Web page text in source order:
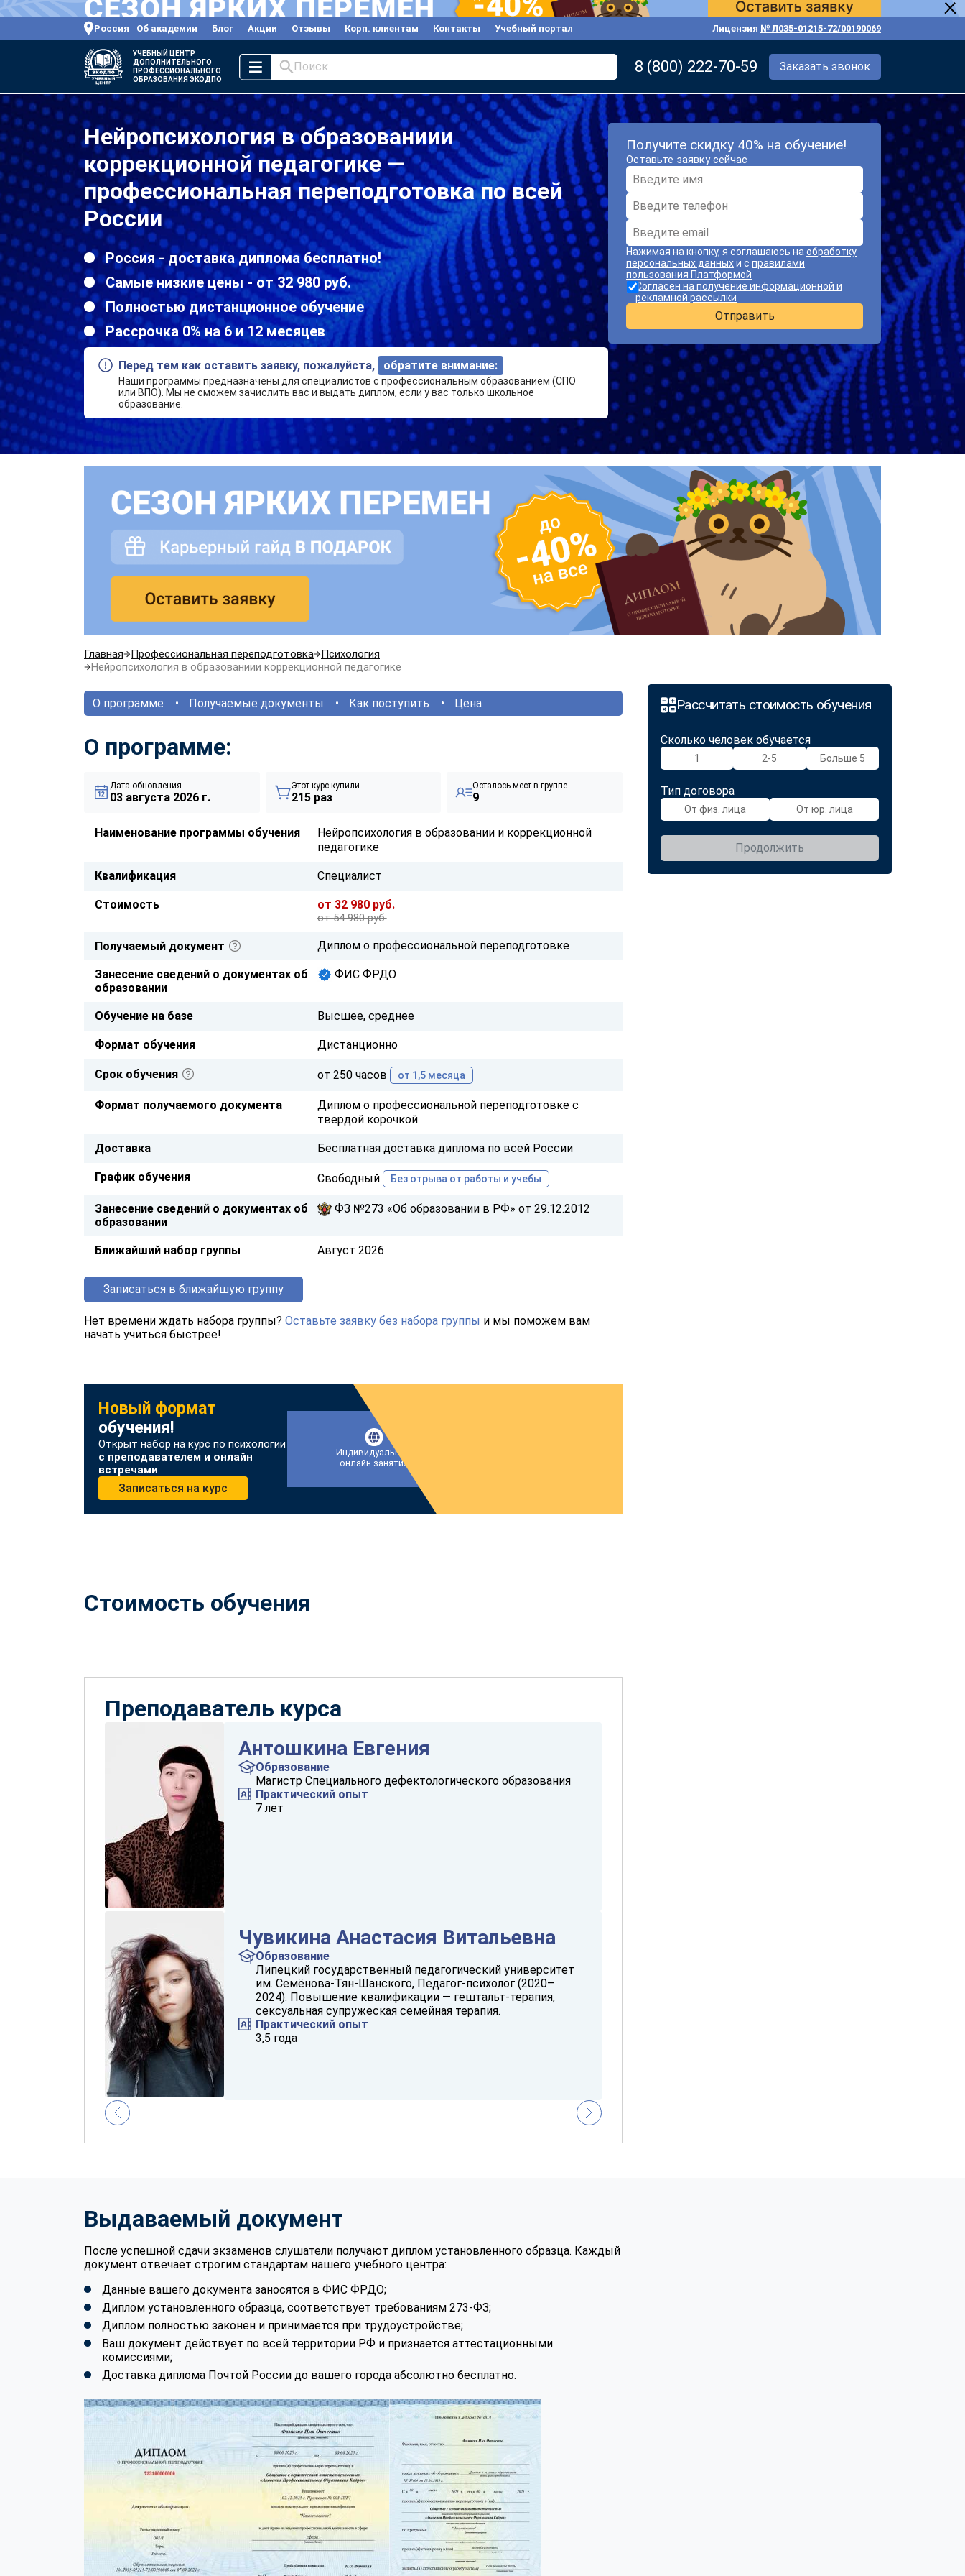
Россия Об академии Блог Акции Отзывы Корп. клиентам Контакты Учебный портал Лицензия № Л035-01215-72/00190069
УЧЕБНЫЙ ЦЕНТР
ДОПОЛНИТЕЛЬНОГО
ПРОФЕССИОНАЛЬНОГО
ОБРАЗОВАНИЯ ЭКОДПО
Поиск 8 (800) 222-70-59 Заказать звонок
Нейропсихология в образованиии
коррекционной педагогике —
профессиональная переподготовка по всей
России
Россия - доставка диплома бесплатно!
Самые низкие цены - от 32 980 руб.
Полностью дистанционное обучение
Рассрочка 0% на 6 и 12 месяцев
Перед тем как оставить заявку, пожалуйста, обратите внимание:
Наши программы предназначены для специалистов с профессиональным образованием (СПО
или ВПО). Мы не сможем зачислить вас и выдать диплом, если у вас только школьное
образование.
Получите скидку 40% на обучение!
Оставьте заявку сейчас
Нажимая на кнопку, я соглашаюсь на обработку
персональных данныхи с правилами
пользования Платформой
Согласен на получение информационной и
рекламной рассылки
Отправить
Главная Профессиональная переподготовка
Психология
Нейропсихология в образованиии коррекционной педагогике
Рассчитать стоимость обучения
Сколько человек обучается
1 2-5 Больше 5
Тип договора
От физ. лица От юр. лица
Продолжить
О программе Получаемые документы Как поступить Цена
О программе:
Дата обновления
03 августа 2026 г.
Этот курс купили
215 раз
Осталось мест в группе
9
Наименование программы обучения
Нейропсихология в образовании и коррекционной
педагогике
Квалификация Специалист
Стоимость от 32 980 руб.
от 54 980 руб.
Получаемый документ Диплом о профессиональной переподготовке
Занесение сведений о документах об
образовании
ФИС ФРДО
Обучение на базе Высшее, среднее
Формат обучения Дистанционно
Срок обучения от 250 часов от 1,5 месяца
Формат получаемого документа
Диплом о профессиональной переподготовке с
твердой корочкой
Доставка Бесплатная доставка диплома по всей России
График обучения Свободный Без отрыва от работы и учебы
Занесение сведений о документах об
образовании
ФЗ №273 «Об образовании в РФ» от 29.12.2012
Ближайший набор группы Август 2026
Записаться в ближайшую группу
Нет времени ждать набора группы? Оставьте заявку без набора группы и мы поможем вам
начать учиться быстрее!
Новый формат
обучения!
Открыт набор на курс по психологии
с преподавателем и онлайн
встречами
Записаться на курс
Индивидуальные
онлайн занятия
Стоимость обучения
Преподаватель курса
Антошкина Евгения
Образование
Магистр Специального дефектологического образования
Практический опыт
7 лет
Чувикина Анастасия Витальевна
Образование
Липецкий государственный педагогический университет
им. Семёнова-Тян-Шанского, Педагог-психолог (2020–
2024). Повышение квалификации — гештальт-терапия,
сексуальная супружеская семейная терапия.
Практический опыт
3,5 года
Выдаваемый документ
После успешной сдачи экзаменов слушатели получают диплом установленного образца. Каждый
документ отвечает строгим стандартам нашего учебного центра:
Данные вашего документа заносятся в ФИС ФРДО;
Диплом установленного образца, соответствует требованиям 273-ФЗ;
Диплом полностью законен и принимается при трудоустройстве;
Ваш документ действует по всей территории РФ и признается аттестационными
комиссиями;
Доставка диплома Почтой России до вашего города абсолютно бесплатно.